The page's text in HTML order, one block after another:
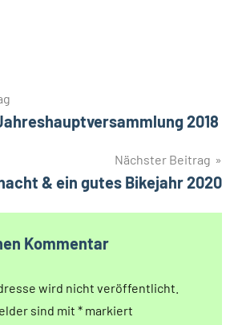
2018
Nächster Beitrag
& ein gutes Bikejahr 2020
Kommentar
wird nicht veröffentlicht.
sind mit * markiert